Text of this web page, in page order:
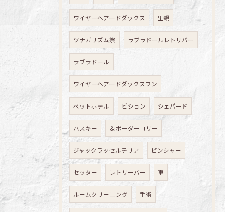
ワイヤーヘアードダックス 里親
ツナガリズム祭 ラブラドールレトリバー
ラブラドール
ワイヤーヘアードダックスフン
ペットホテル ビション シェパード
ハスキー ＆ボーダーコリー
ジャックラッセルテリア ピンシャー
セッター レトリーバー 車
ルームクリーニング 手術